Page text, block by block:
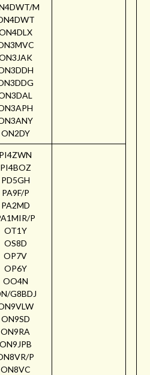
M
ON2DY
PI4ZWN
PI4BOZ
PD5GH
PA9F/P
PA2MD
P
OT1Y
OS8D
OP7V
OP6Y
OO4N
G8BDJ
ON9SD
ON9RA
ON9JPB
P
ON8VC